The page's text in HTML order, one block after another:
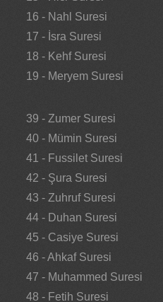
16 - Nahl Suresi
17 - İsra Suresi
18 - Kehf Suresi
19 - Meryem Suresi
39 - Zumer Suresi
40 - Mümin Suresi
41 - Fussilet Suresi
42 - Şura Suresi
43 - Zuhruf Suresi
44 - Duhan Suresi
45 - Casiye Suresi
46 - Ahkaf Suresi
47 - Muhammed Suresi
48 - Fetih Suresi